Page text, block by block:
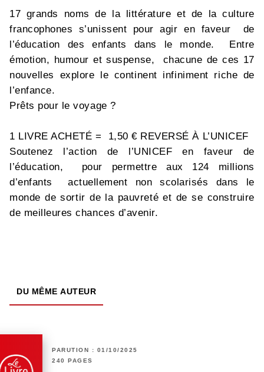
17 grands noms de la littérature et de la culture
francophones s’unissent pour agir en faveur de
l’éducation des enfants dans le monde. Entre
émotion, humour et suspense, chacune de ces 17
nouvelles explore le continent infiniment riche de
l’enfance.
Prêts pour le voyage ?
1 LIVRE ACHETÉ = 1,50 € REVERSÉ À L’UNICEF
Soutenez l’action de l’UNICEF en faveur de
l’éducation, pour permettre aux 124 millions
d’enfants actuellement non scolarisés dans le
monde de sortir de la pauvreté et de se construire
de meilleures chances d’avenir.
DU MÊME AUTEUR
PARUTION : 01/10/2025
240 PAGES